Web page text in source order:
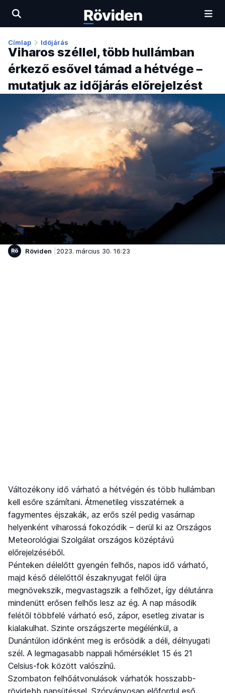
Címlap Időjárás
Viharos széllel, több hullámban
érkező esővel támad a hétvége –
mutatjuk az időjárás előrejelzést
Röviden 2023. március 30. 16:23
Változékony idő várható a hétvégén és több hullámban
kell esőre számítani. Átmenetileg visszatérnek a
fagymentes éjszakák, az erős szél pedig vasárnap
helyenként viharossá fokozódik – derül ki az Országos
Meteorológiai Szolgálat országos középtávú
előrejelzéséből.
Pénteken délelőtt gyengén felhős, napos idő várható,
majd késő délelőttől északnyugat felől újra
megnövekszik, megvastagszik a felhőzet, így délutánra
mindenütt erősen felhős lesz az ég. A nap második
felétől többfelé várható eső, zápor, esetleg zivatar is
kialakulhat. Szinte országszerte megélénkül, a
Dunántúlon időnként meg is erősödik a déli, délnyugati
szél. A legmagasabb nappali hőmérséklet 15 és 21
Celsius-fok között valószínű.
Szombaton felhőátvonulások várhatók hosszabb-